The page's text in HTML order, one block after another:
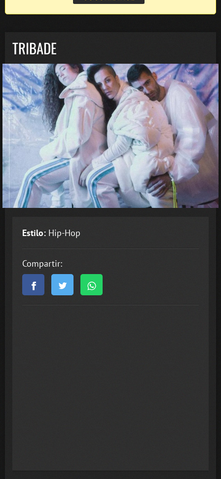
TRIBADE
Estilo: Hip-Hop
Compartir: